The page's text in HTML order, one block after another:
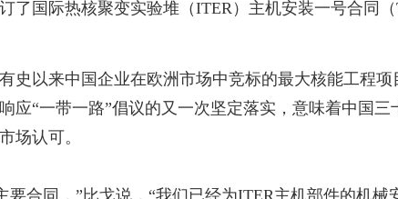
了国际热核聚变实验堆（ITER）主机安装一号合同（
史以来中国企业在欧洲市场中竞标的最大核能工程
应“一带一路”倡议的又一次坚定落实，意味着中国
场认可。